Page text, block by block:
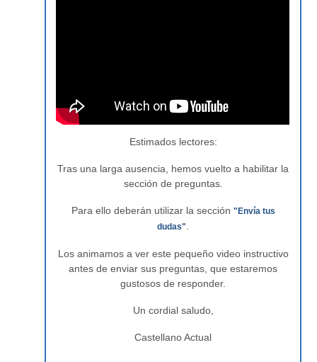
Estimados lectores:
Tras una larga ausencia, hemos vuelto a habilitar la
sección de preguntas.
Para ello deberán utilizar la sección "Envía tus
dudas"
Los animamos a ver este pequeño video instructivo
antes de enviar sus preguntas, que estaremos
gustosos de responder.
Un cordial saludo,
Castellano Actual